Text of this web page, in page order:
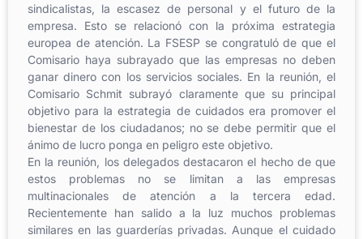
sindicalistas, la escasez de personal y el futuro de la
empresa. Esto se relacionó con la próxima estrategia
europea de atención. La FSESP se congratuló de que el
Comisario haya subrayado que las empresas no deben
ganar dinero con los servicios sociales. En la reunión, el
Comisario Schmit subrayó claramente que su principal
objetivo para la estrategia de cuidados era promover el
bienestar de los ciudadanos; no se debe permitir que el
ánimo de lucro ponga en peligro este objetivo.
En la reunión, los delegados destacaron el hecho de que
estos problemas no se limitan a las empresas
multinacionales de atención a la tercera edad.
Recientemente han salido a la luz muchos problemas
similares en las guarderías privadas. Aunque el cuidado